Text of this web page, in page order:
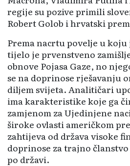
regije su pozive primili
Robert Golob i hrvatski
Prema nacrtu povelje u koju
tijelo je prvenstveno
obnove Pojasa Gaze, no
se na doprinose rješavanju
diljem svijeta. Analitičari
ima karakteristike koje ga
zamjenom za Ujedinjene
široke ovlasti američkom
zahtijeva od država visoke
doprinose za trajno
po državi.